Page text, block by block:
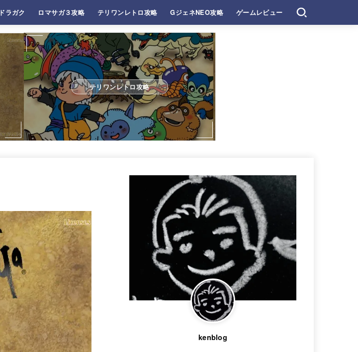
ドラガク ロマサガ３攻略 テリワンレトロ攻略 GジェネNEO攻略 ゲームレビュー
テリワンレトロ攻略
kenblog